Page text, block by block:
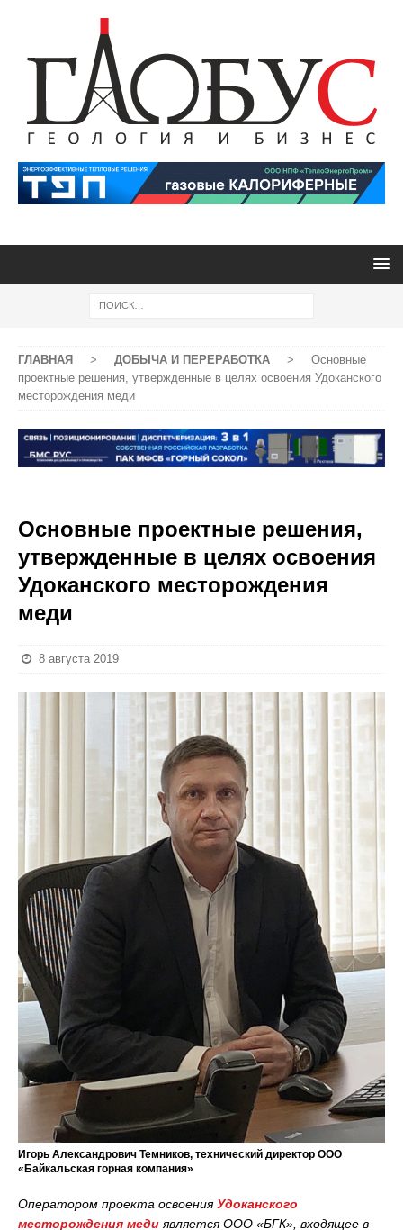
ГЛАВНАЯ > ДОБЫЧА И ПЕРЕРАБОТКА >
Основные
проектные решения, утвержденные в целях освоения Удоканского
месторождения меди
Основные проектные решения,
утвержденные в целях освоения
Удоканского месторождения
меди
8 августа 2019
Игорь Александрович Темников, технический директор ООО
«Байкальская горная компания»
Оператором проекта освоенияУдоканского
месторождения меди является ООО «БГК», входящее в